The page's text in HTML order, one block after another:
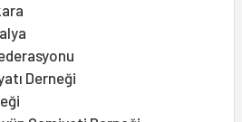
Derneği